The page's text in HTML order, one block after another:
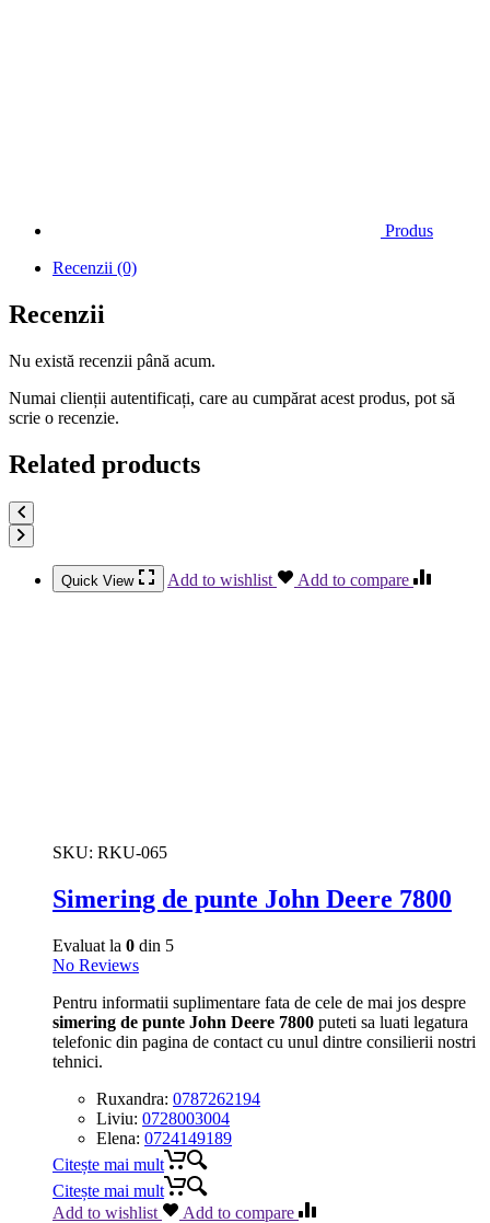
Produs
Recenzii (0)
Recenzii
Nu există recenzii până acum.
Numai clienții autentificați, care au cumpărat acest produs, pot să
scrie o recenzie.
Related products
Quick View Add to wishlist Add to compare
SKU: RKU-065
Simering de punte John Deere 7800
Evaluat la 0 din 5
No Reviews
Pentru informatii suplimentare fata de cele de mai jos despre
simering de punte John Deere 7800 puteti sa luati legatura
telefonic din pagina de contact cu unul dintre consilierii nostri
tehnici.
Ruxandra: 0787262194
Liviu: 0728003004
Elena: 0724149189
Citește mai mult
Citește mai mult
Add to wishlist
Add to compare